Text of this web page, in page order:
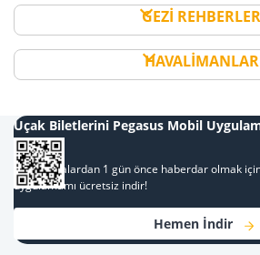
GEZİ
Uçak Biletlerini Pegasus Mobil
Al
Kampanyalardan 1 gün önce haberdar olmak
uygulamamı ücretsiz indir!
Hemen İndir